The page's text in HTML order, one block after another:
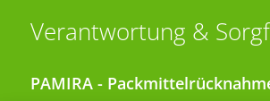
Verantwortung &
PAMIRA -